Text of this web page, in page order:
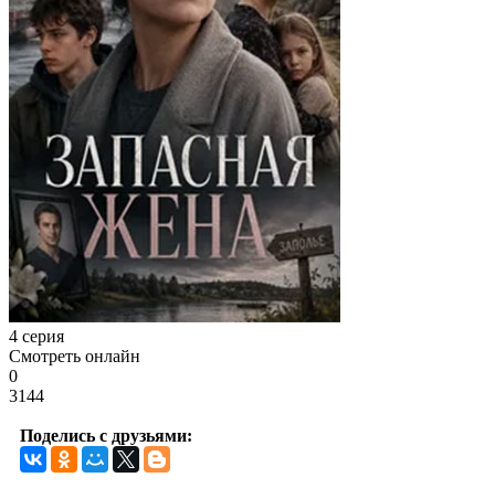
4 серия
Смотреть онлайн
0
3144
Поделись с друзьями: